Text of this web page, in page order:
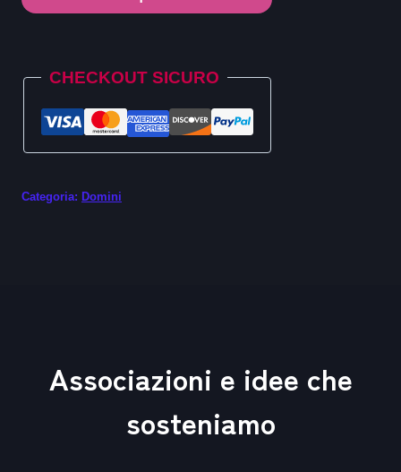
.org.nz
CHECKOUT SICURO
Categoria: Domini
Associazioni e idee che
sosteniamo